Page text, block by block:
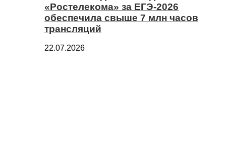
«Ростелекома» за ЕГЭ-2026
обеспечила свыше 7 млн часов
трансляций
22.07.2026